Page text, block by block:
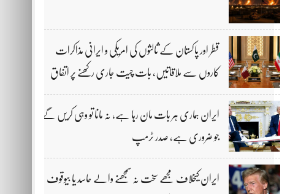
قطر اور پاکستان کے ثالثوں کی امریکی و ایرانی مذاکرات
کاروں سے ملاقاتیں، بات چیت جاری رکھنے پر اتفاق
ایران ہماری ہر بات مان رہا ہے، نہ مانا تو وہی کریں گے
جو ضروری ہے، صدر ٹرمپ
ایران کیخلاف مجھے سخت نہ سمجھنے والے حاسد یا بیوقوف